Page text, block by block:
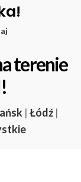
terenie
| Łódź |